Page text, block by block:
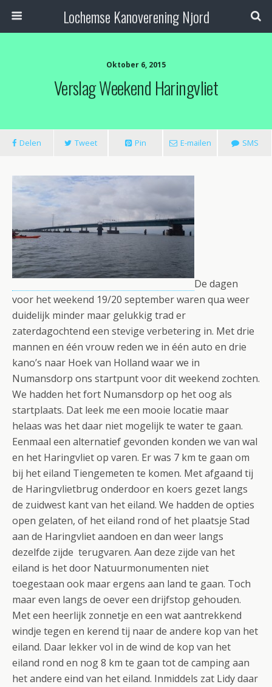
Lochemse Kanoverening Njord
Oktober 6, 2015
Verslag Weekend Haringvliet
Delen Tweet Pin E-mailen SMS
De dagen
voor het weekend 19/20 september waren qua weer
duidelijk minder maar gelukkig trad er
zaterdagochtend een stevige verbetering in. Met drie
mannen en één vrouw reden we in één auto en drie
kano’s naar Hoek van Holland waar we in
Numansdorp ons startpunt voor dit weekend zochten.
We hadden het fort Numansdorp op het oog als
startplaats. Dat leek me een mooie locatie maar
helaas was het daar niet mogelijk te water te gaan.
Eenmaal een alternatief gevonden konden we van wal
en het Haringvliet op varen. Er was 7 km te gaan om
bij het eiland Tiengemeten te komen. Met afgaand tij
de Haringvlietbrug onderdoor en koers gezet langs
de zuidwest kant van het eiland. We hadden de opties
open gelaten, of het eiland rond of het plaatsje Stad
aan de Haringvliet aandoen en dan weer langs
dezelfde zijde terugvaren. Aan deze zijde van het
eiland is het door Natuurmonumenten niet
toegestaan ook maar ergens aan land te gaan. Toch
maar even langs de oever een drijfstop gehouden.
Met een heerlijk zonnetje en een wat aantrekkend
windje tegen en kerend tij naar de andere kop van het
eiland. Daar lekker vol in de wind de kop van het
eiland rond en nog 8 km te gaan tot de camping aan
het andere eind van het eiland. Inmiddels zat Lidy daar